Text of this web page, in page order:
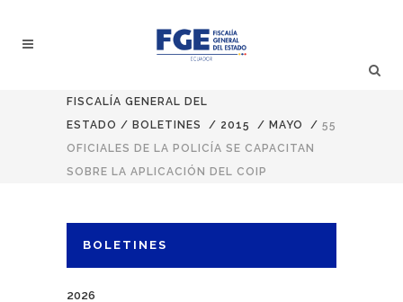
FISCALÍA GENERAL DEL
ESTADO / BOLETINES / 2015 / MAYO / 55
OFICIALES DE LA POLICÍA SE CAPACITAN
SOBRE LA APLICACIÓN DEL COIP
BOLETINES
2026